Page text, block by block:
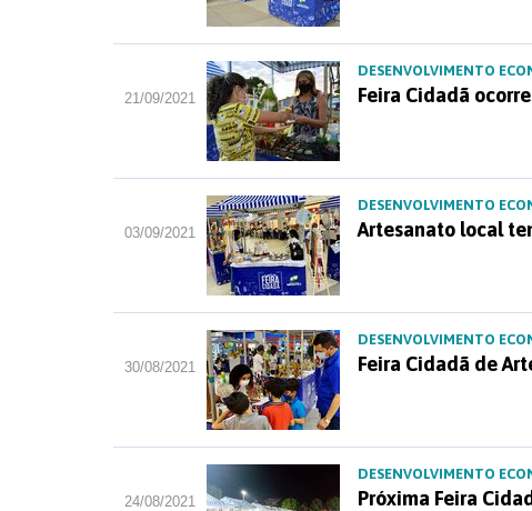
21/09/2021
DESENVOLVIMENTO
Feira Cidadã
03/09/2021
DESENVOLVIMENTO
Artesanato local
30/08/2021
DESENVOLVIMENTO
Feira Cidadã de
24/08/2021
DESENVOLVIMENTO
Próxima Feira